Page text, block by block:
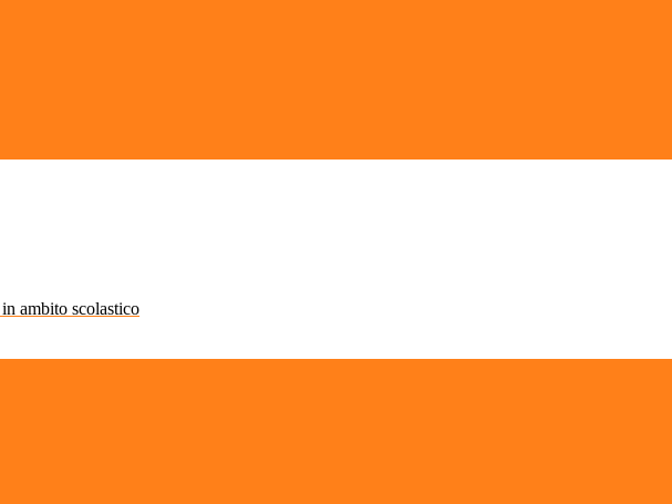
ambito scolastico